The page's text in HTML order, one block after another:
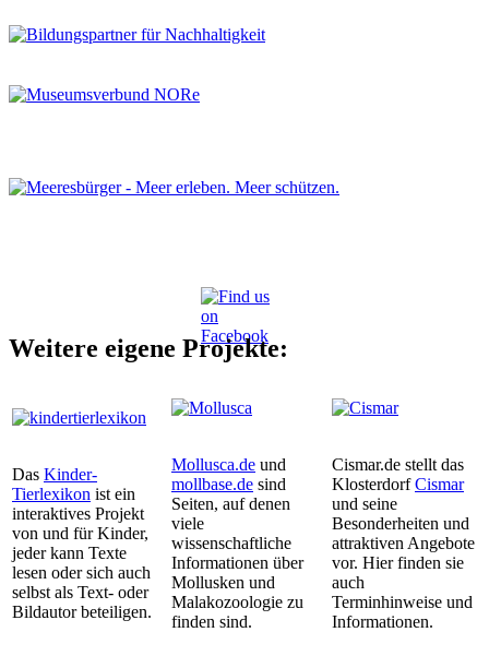
Weitere eigene Projekte:
Das Kinder-
Tierlexikon ist ein
interaktives Projekt
von und für Kinder,
jeder kann Texte
lesen oder sich auch
selbst als Text- oder
Bildautor beteiligen.
Mollusca.de und
mollbase.de sind
Seiten, auf denen
viele
wissenschaftliche
Informationen über
Mollusken und
Malakozoologie zu
finden sind.
Cismar.de stellt das
KlosterdorfCismar
und seine
Besonderheiten und
attraktiven Angebote
vor. Hier finden sie
auch
Terminhinweise und
Informationen.